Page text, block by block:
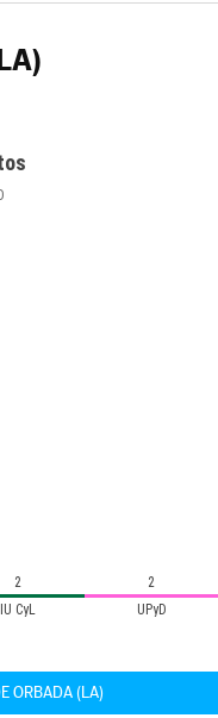
IU CyL UPyD
2 2
ORBADA (LA)